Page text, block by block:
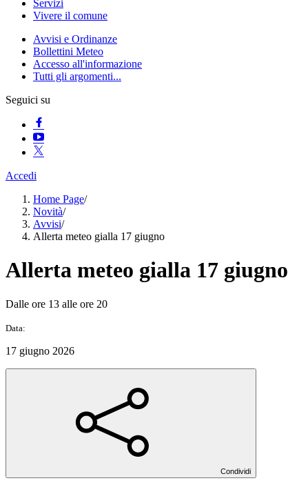
Servizi
Vivere il comune
Avvisi e Ordinanze
Bollettini Meteo
Accesso all'informazione
Tutti gli argomenti...
Seguici su
Accedi
Home Page/
Novità/
Avvisi/
Allerta meteo gialla 17 giugno
Allerta meteo gialla 17 giugno
Dalle ore 13 alle ore 20
Data:
17 giugno 2026
Condividi